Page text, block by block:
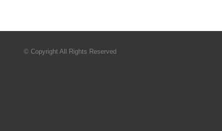
© Copyright All Rights Reserved